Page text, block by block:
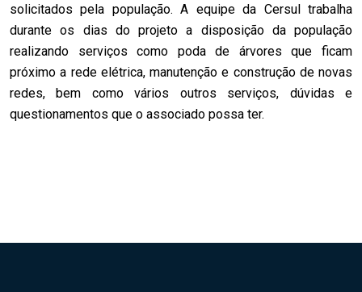
solicitados pela população. A equipe da Cersul trabalha
durante os dias do projeto a disposição da população
realizando serviços como poda de árvores que ficam
próximo a rede elétrica, manutenção e construção de novas
redes, bem como vários outros serviços, dúvidas e
questionamentos que o associado possa ter.